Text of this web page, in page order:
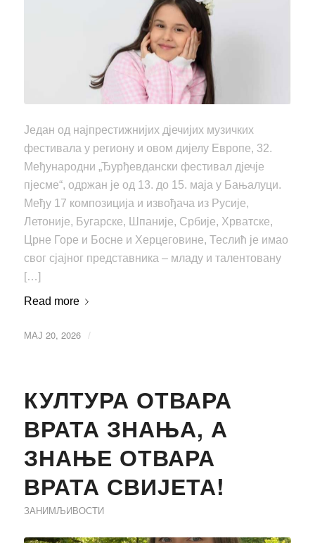
Један од најпрестижнијих дјечијих музичких
фестивала у региону и овом дијелу Европе, 32.
Међународни „Ђурђевдански фестивал дјечје
пјесме“, одржан је од 13. до 15. маја у Бањалуци.
Међу 17 композиција и извођача из Русије,
Летоније, Бугарске, Шпаније, Србије, Хрватске,
Црне Горе и Босне и Херцеговине, Теслић је имао
свог сјајног представника – младу и талентовану
[…]
Read more
МАЈ 20, 2026 /
КУЛТУРА ОТВАРА
ВРАТА ЗНАЊА, А
ЗНАЊЕ ОТВАРА
ВРАТА СВИЈЕТА!
ЗАНИМЉИВОСТИ